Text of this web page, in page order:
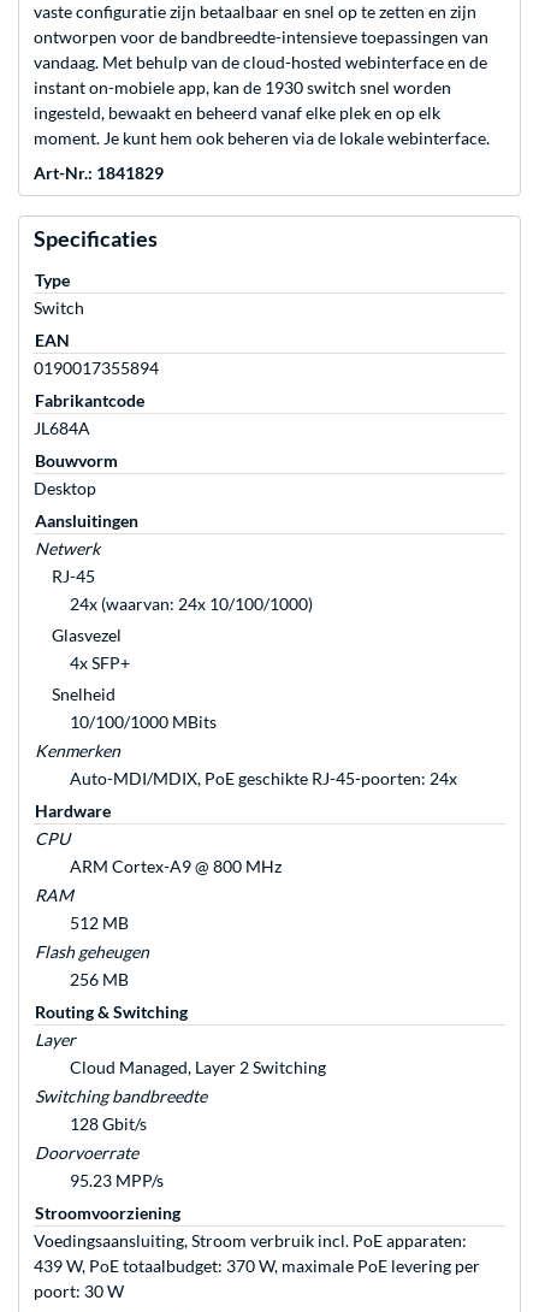
vaste configuratie zijn betaalbaar en snel op te zetten en zijn
ontworpen voor de bandbreedte-intensieve toepassingen van
vandaag. Met behulp van de cloud-hosted webinterface en de
instant on-mobiele app, kan de 1930 switch snel worden
ingesteld, bewaakt en beheerd vanaf elke plek en op elk
moment. Je kunt hem ook beheren via de lokale webinterface.
Art-Nr.: 1841829
Specificaties
Type
Switch
EAN
0190017355894
Fabrikantcode
JL684A
Bouwvorm
Desktop
Aansluitingen
Netwerk
RJ-45
24x (waarvan: 24x 10/100/1000)
Glasvezel
4x SFP+
Snelheid
10/100/1000 MBits
Kenmerken
Auto-MDI/MDIX, PoE geschikte RJ-45-poorten: 24x
Hardware
CPU
ARM Cortex-A9 @ 800 MHz
RAM
512 MB
Flash geheugen
256 MB
Routing & Switching
Layer
Cloud Managed, Layer 2 Switching
Switching bandbreedte
128 Gbit/s
Doorvoerrate
95.23 MPP/s
Stroomvoorziening
Voedingsaansluiting, Stroom verbruik incl. PoE apparaten:
439 W, PoE totaalbudget: 370 W, maximale PoE levering per
poort: 30 W